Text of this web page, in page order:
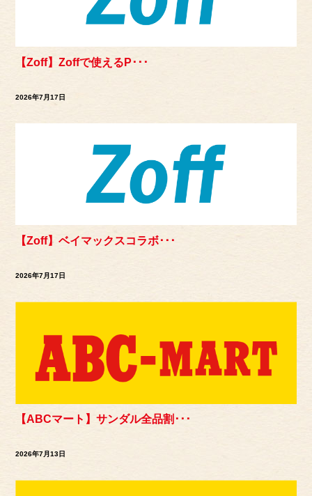
【Zoff】Zoffで使えるP･･･
2026年7月17日
【Zoff】ベイマックスコラボ･･･
2026年7月17日
【ABCマート】サンダル全品割･･･
2026年7月13日